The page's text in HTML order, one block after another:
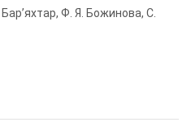
Бар’яхтар, Ф. Я. Божинова, С.